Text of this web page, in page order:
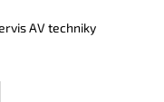
AV techniky